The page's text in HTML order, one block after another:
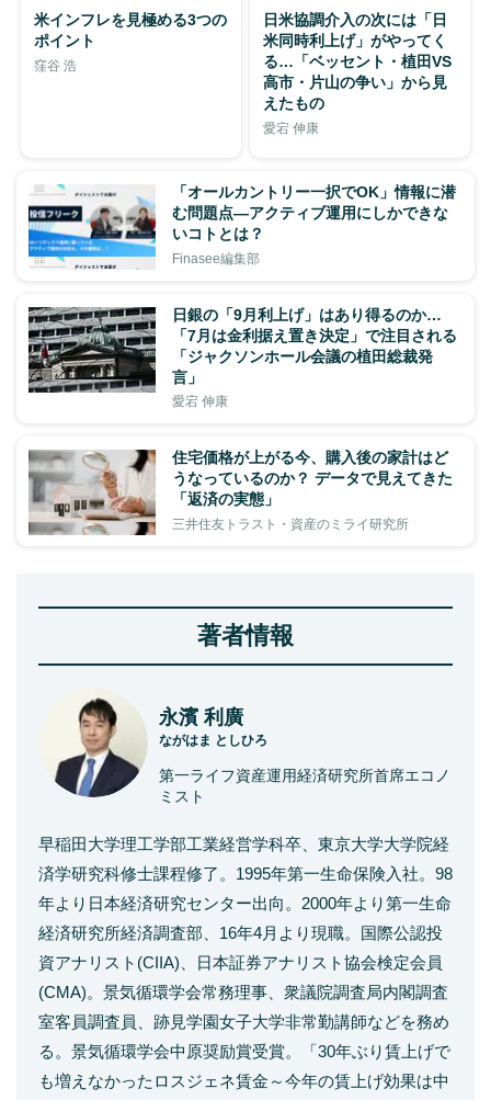
米インフレを見極める3つの
ポイント
窪谷 浩
日米協調介入の次には「日
米同時利上げ」がやってく
る…「ベッセント・植田VS
高市・片山の争い」から見
えたもの
愛宕 伸康
「オールカントリー一択でOK」情報に潜
む問題点―アクティブ運用にしかできな
いコトとは？
Finasee編集部
日銀の「9月利上げ」はあり得るのか…
「7月は金利据え置き決定」で注目される
「ジャクソンホール会議の植田総裁発
言」
愛宕 伸康
住宅価格が上がる今、購入後の家計はど
うなっているのか？ データで見えてきた
「返済の実態」
三井住友トラスト・資産のミライ研究所
著者情報
永濱 利廣
ながはま としひろ
第一ライフ資産運用経済研究所首席エコノ
ミスト
早稲田大学理工学部工業経営学科卒、東京大学大学院経
済学研究科修士課程修了。1995年第一生命保険入社。98
年より日本経済研究センター出向。2000年より第一生命
経済研究所経済調査部、16年4月より現職。国際公認投
資アナリスト(CIIA)、日本証券アナリスト協会検定会員
(CMA)。景気循環学会常務理事、衆議院調査局内閣調査
室客員調査員、跡見学園女子大学非常勤講師などを務め
る。景気循環学会中原奨励賞受賞。「30年ぶり賃上げで
も増えなかったロスジェネ賃金～今年の賃上げ効果は中